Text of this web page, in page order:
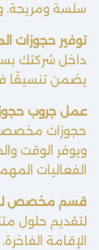
سلسة ومريحة.
توفير حجوزات
داخل شركتك
يضمن تنسيقًا
عمل جروب
حجوزات مخصصة
ويوفر الوقت
الفعاليات
قسم مخصص
لتقديم حلول
الإقامة